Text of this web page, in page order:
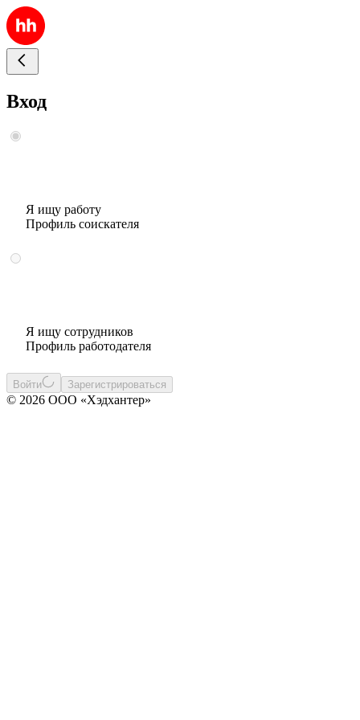
Вход
Я ищу работу
Профиль соискателя
Я ищу сотрудников
Профиль работодателя
Войти Зарегистрироваться
© 2026 ООО «Хэдхантер»